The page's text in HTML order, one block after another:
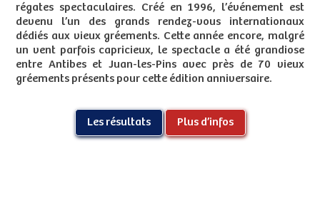
régates spectaculaires. Créé en 1996, l’événement est
devenu l’un des grands rendez-vous internationaux
dédiés aux vieux gréements. Cette année encore, malgré
un vent parfois capricieux, le spectacle a été grandiose
entre Antibes et Juan-les-Pins avec près de 70 vieux
gréements présents pour cette édition anniversaire.
Les résultats Plus d’infos